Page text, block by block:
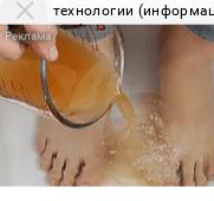
технологии
информации на
сведений,
«Интернет»,
Федерации)».
технологий в виджетах
Мы используем